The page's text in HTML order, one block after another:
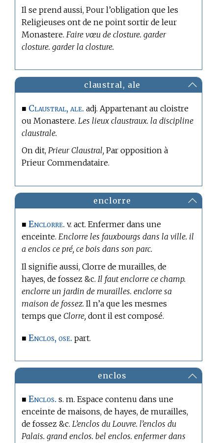
Il se prend aussi, Pour l’obligation que les
Religieuses ont de ne point sortir de leur
Monastere.Faire vœu de closture. garder
closture. garder la closture.
claustral, ale
■ Claustral, ale. adj. Appartenant au cloistre
ou Monastere. Les lieux claustraux. la discipline
claustrale.
On dit,Prieur Claustral, Par opposition à
Prieur Commendataire.
enclorre
■Enclorre. v. act. Enfermer dans une
enceinte. Enclorre les fauxbourgs dans la ville. il
a enclos ce pré, ce bois dans son parc.
Il signifie aussi, Clorre de murailles, de
hayes, de fossez &c. Il faut enclorre ce champ.
enclorre un jardin de murailles. enclorre sa
maison de fossez. Il n’a que les mesmes
temps que Clorre, dont il est composé.
■Enclos, ose. part.
enclos
■Enclos. s. m. Espace contenu dans une
enceinte de maisons, de hayes, de murailles,
de fossez &c.L’enclos du Louvre. l’enclos du
Palais. grand enclos. bel enclos. enfermer dans